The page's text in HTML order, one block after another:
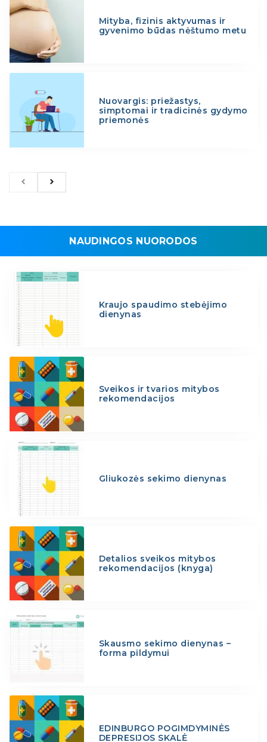
Mityba, fizinis aktyvumas ir
gyvenimo būdas nėštumo metu
Nuovargis: priežastys,
simptomai ir tradicinės gydymo
priemonės
NAUDINGOS NUORODOS
Kraujo spaudimo stebėjimo
dienynas
Sveikos ir tvarios mitybos
rekomendacijos
Gliukozės sekimo dienynas
Detalios sveikos mitybos
rekomendacijos (knyga)
Skausmo sekimo dienynas –
forma pildymui
EDINBURGO POGIMDYMINĖS
DEPRESIJOS SKALĖ